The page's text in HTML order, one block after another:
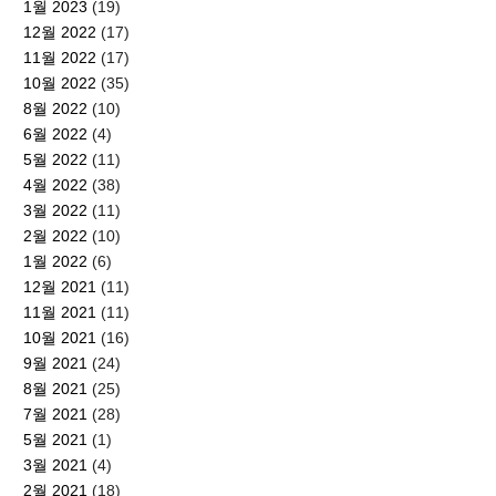
1월 2023 (19)
12월 2022 (17)
11월 2022 (17)
10월 2022 (35)
8월 2022 (10)
6월 2022 (4)
5월 2022 (11)
4월 2022 (38)
3월 2022 (11)
2월 2022 (10)
1월 2022 (6)
12월 2021 (11)
11월 2021 (11)
10월 2021 (16)
9월 2021 (24)
8월 2021 (25)
7월 2021 (28)
5월 2021 (1)
3월 2021 (4)
2월 2021 (18)